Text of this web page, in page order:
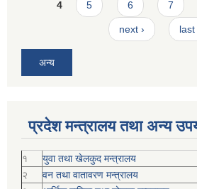
4 5 6 7
next › last
अन्य
प्रदेश मन्त्रालय तथा अन्य
१
युवा तथा खेलकुद मन्त्रालय
२
वन तथा वातावरण मन्त्रालय